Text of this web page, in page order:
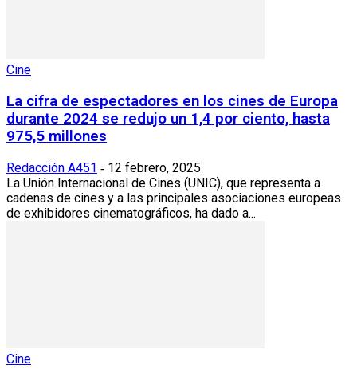
Cine
La cifra de espectadores en los cines de Europa
durante 2024 se redujo un 1,4 por ciento, hasta
975,5 millones
Redacción A451 - 12 febrero, 2025
La Unión Internacional de Cines (UNIC), que representa a
cadenas de cines y a las principales asociaciones europeas
de exhibidores cinematográficos, ha dado a...
Cine